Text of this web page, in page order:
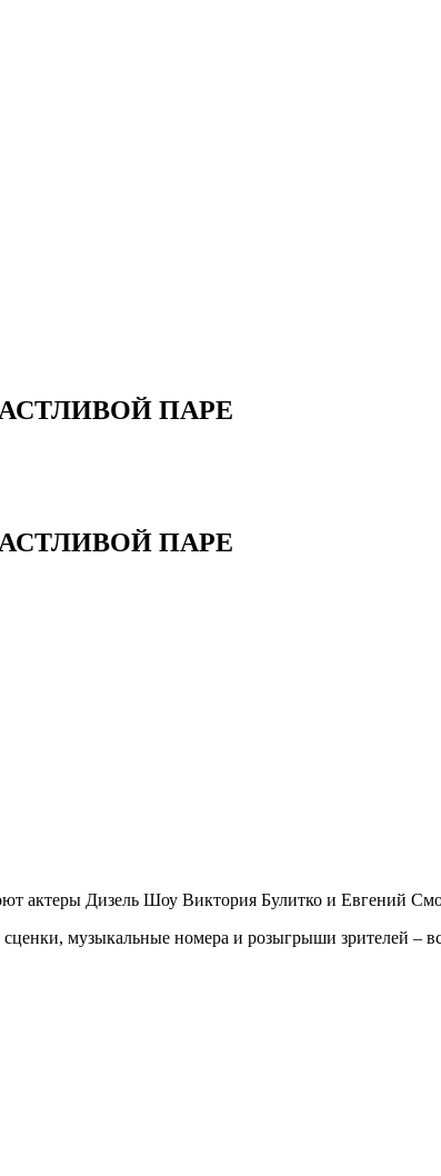
ПАРЕ
ПАРЕ
актеры Дизель Шоу Виктория Булитко и Евгений
музыкальные номера и розыгрыши зрителей –